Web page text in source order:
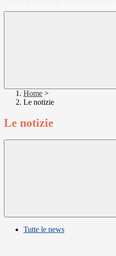
Home >
Le notizie
Le notizie
Tutte le news